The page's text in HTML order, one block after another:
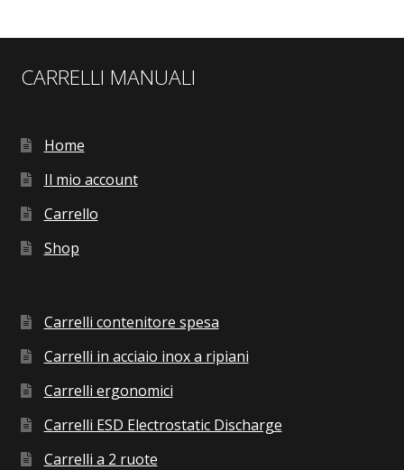
CARRELLI MANUALI
Home
Il mio account
Carrello
Shop
Carrelli contenitore spesa
Carrelli in acciaio inox a ripiani
Carrelli ergonomici
Carrelli ESD Electrostatic Discharge
Carrelli a 2 ruote